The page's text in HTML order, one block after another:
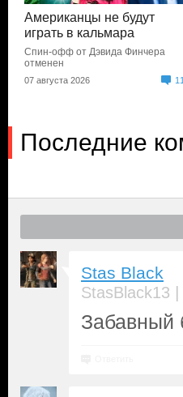
Американцы не будут
играть в кальмара
Спин-офф от Дэвида Финчера
отменен
07 августа 2026 11
Последние
Stas Black
StasBlack13 |
Забавный